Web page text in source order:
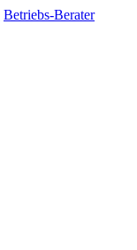
Betriebs-Berater